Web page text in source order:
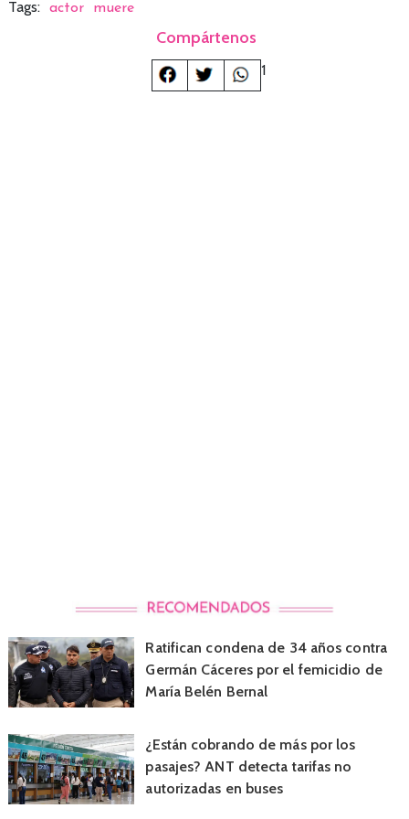
Tags: actor muere
Compártenos
1
Ratifican condena de 34 años contra
Germán Cáceres por el femicidio de
María Belén Bernal
¿Están cobrando de más por los
pasajes? ANT detecta tarifas no
autorizadas en buses